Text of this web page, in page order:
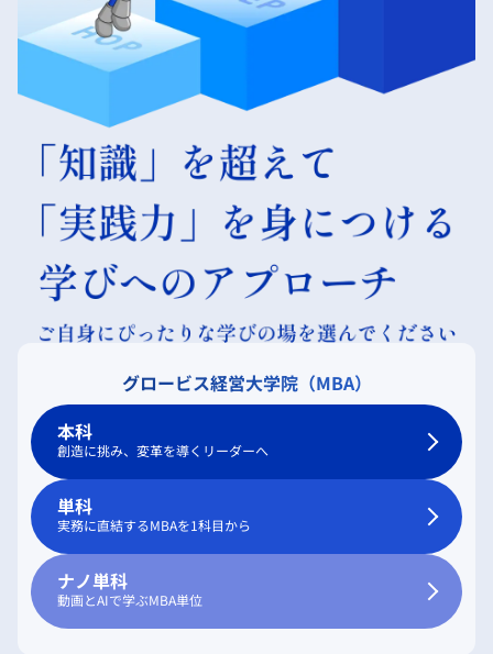
グロービス経営大学院（MBA）
本科
創造に挑み、変革を導くリーダーへ
単科
実務に直結するMBAを1科目から
ナノ単科
動画とAIで学ぶMBA単位